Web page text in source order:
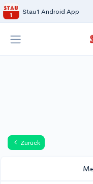
Stau1 Android App
Zurück